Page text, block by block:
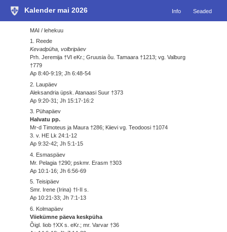
Kalender mai 2026 Info Seaded
MAI / lehekuu
1. Reede
Kevadpüha, volbripäev
Prh. Jeremija †VI eKr.; Gruusia õu. Tamaara †1213; vg. Valburg
†779
Ap 8:40-9:19; Jh 6:48-54
2. Laupäev
Aleksandria üpsk. Atanaasi Suur †373
Ap 9:20-31; Jh 15:17-16:2
3. Pühapäev
Halvatu pp.
Mr-d Timoteus ja Maura †286; Kiievi vg. Teodoosi †1074
3. v. HE Lk 24:1-12
Ap 9:32-42; Jh 5:1-15
4. Esmaspäev
Mr. Pelagia †290; pskmr. Erasm †303
Ap 10:1-16; Jh 6:56-69
5. Teisipäev
Smr. Irene (Irina) †I-II s.
Ap 10:21-33; Jh 7:1-13
6. Kolmapäev
Viiekümne päeva keskpüha
Õigl. Iiob †XX s. eKr.; mr. Varvar †36